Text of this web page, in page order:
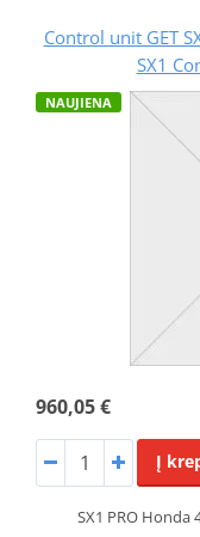
Control unit GET
SX1
NAUJIENA
960,05 €
Į
SX1 PRO Honda